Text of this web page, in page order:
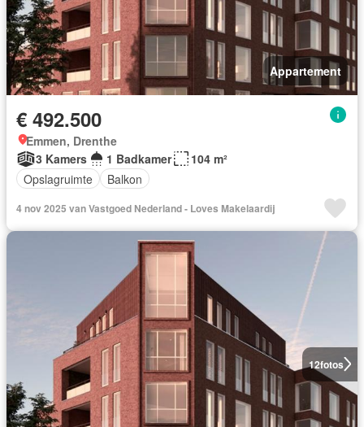
Appartement
€ 492.500
Emmen, Drenthe
3 Kamers
1 Badkamer
104 m²
Opslagruimte
Balkon
4 nov 2025 van Vastgoed Nederland - Loves Makelaardij
12fotos